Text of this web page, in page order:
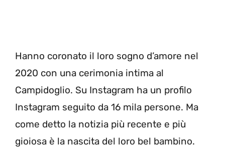
Hanno coronato il loro sogno d’amore nel
2020 con una cerimonia intima al
Campidoglio. Su Instagram ha un profilo
Instagram seguito da 16 mila persone. Ma
come detto la notizia più recente e più
gioiosa è la nascita del loro bel bambino.